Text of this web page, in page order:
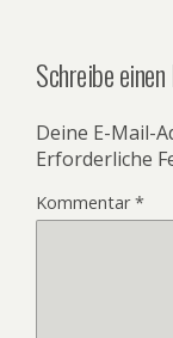
Schreibe
Deine E-Mail-
Erforderliche
Kommentar*